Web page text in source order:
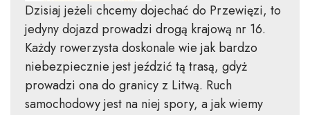
Dzisiaj jeżeli chcemy dojechać do Przewięzi, to
jedyny dojazd prowadzi drogą krajową nr 16.
Każdy rowerzysta doskonale wie jak bardzo
niebezpiecznie jest jeździć tą trasą, gdyż
prowadzi ona do granicy z Litwą. Ruch
samochodowy jest na niej spory, a jak wiemy